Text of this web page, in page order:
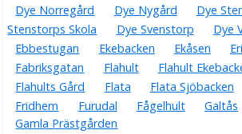
Dye Norregård
Dye Nygård Dye
Stenstorps Skola
Dye Svenstorp
Dye
Ebbestugan
Ekebacken Ekåsen
Fabriksgatan
Flahult Flahult
Flahults Gård
Flata Flata Sjöbacken
Fridhem
Furudal Fågelhult Galtås
Gamla Prästgården